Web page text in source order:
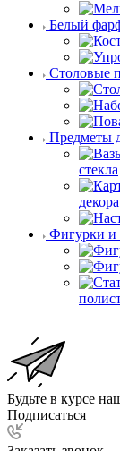
Белый
Столовые
Предметы
стекла
декора
Фигурки и
Будьте в курсе
Подписаться